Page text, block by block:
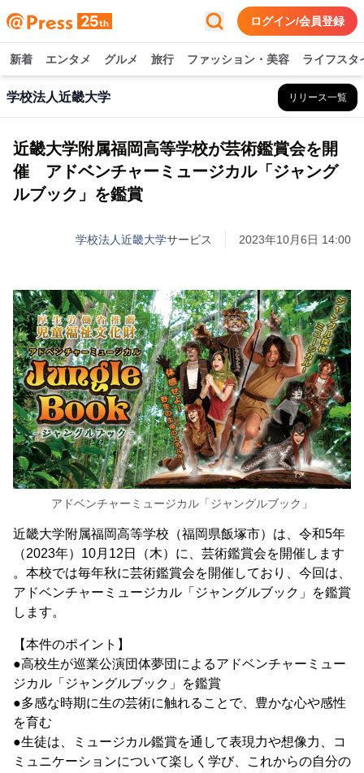
ログイン/会員登録
新着 エンタメ グルメ 旅行 ファッション・美容 ライフスタ
学校法人近畿大学 リリース一覧
近畿大学附属福岡高等学校が芸術鑑賞会を開
催 アドベンチャーミュージカル「ジャング
ルブック」を鑑賞
学校法人近畿大学サービス 2023年10月6日 14:00
アドベンチャーミュージカル「ジャングルブック」
近畿大学附属福岡高等学校（福岡県飯塚市）は、令和5年
（2023年）10月12日（木）に、芸術鑑賞会を開催します
。本校では毎年秋に芸術鑑賞会を開催しており、今回は、
アドベンチャーミュージカル「ジャングルブック」を鑑賞
します。
【本件のポイント】
●高校生が巡業公演団体夢団によるアドベンチャーミュー
ジカル「ジャングルブック」を鑑賞
●多感な時期に生の芸術に触れることで、豊かな心や感性
を育む
●生徒は、ミュージカル鑑賞を通して表現力や想像力、コ
ミュニケーションについて楽しく学び、これからの自分の